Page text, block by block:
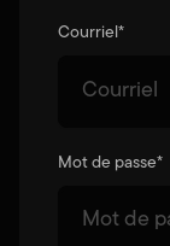
Courriel*
Mot de passe*